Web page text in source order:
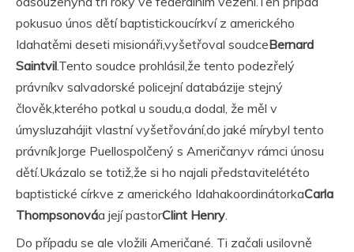
pokusuo únos dětí baptistickoucírkví z amerického
Idahatěmi deseti misionáři,vyšetřoval soudceBernard
Saintvil.Tento soudce prohlásil,že tento podezřelý
právníkv salvadorské policejní databázije stejný
člověk,kterého potkal u soudu,a dodal, že měl v
úmysluzahájit vlastní vyšetřování,do jaké mírybyl tento
právníkJorge Puellospolčený s Američanyv rámci únosu
dětí.Ukázalo se totiž,že si ho najali představitelététo
baptistické církve z amerického IdahakoordinátorkaCarla
Thompsonováa její pastorClint Henry.
Do případu se ale vložili Američané. Ti začali usilovně